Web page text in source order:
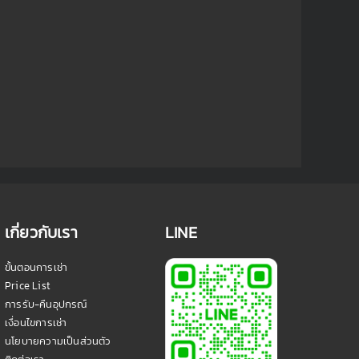
เกี่ยวกับเรา
ขั้นตอนการเช่า
Price List
การรับ-คืนอุปกรณ์
เงื่อนไขการเช่า
นโยบายความเป็นส่วนตัว
LINE